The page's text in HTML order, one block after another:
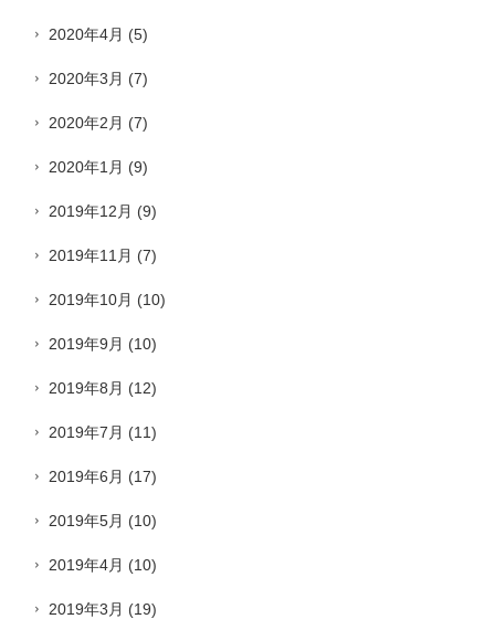
2020年4月 (5)
2020年3月 (7)
2020年2月 (7)
2020年1月 (9)
2019年12月 (9)
2019年11月 (7)
2019年10月 (10)
2019年9月 (10)
2019年8月 (12)
2019年7月 (11)
2019年6月 (17)
2019年5月 (10)
2019年4月 (10)
2019年3月 (19)